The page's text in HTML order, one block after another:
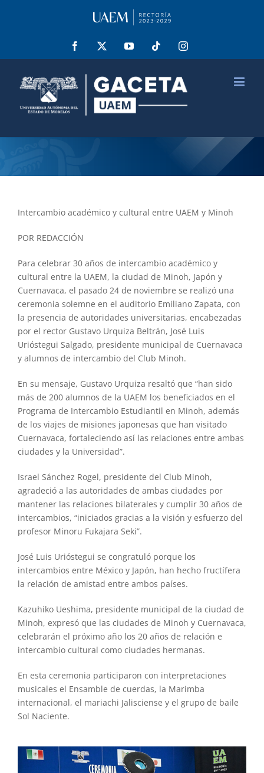
Facebook YouTube Tiktok Instagram
Intercambio académico y cultural entre UAEM y Minoh
POR REDACCIÓN
Para celebrar 30 años de intercambio académico y
cultural entre la UAEM, la ciudad de Minoh, Japón y
Cuernavaca, el pasado 24 de noviembre se realizó una
ceremonia solemne en el auditorio Emiliano Zapata, con
la presencia de autoridades universitarias, encabezadas
por el rector Gustavo Urquiza Beltrán, José Luis
Urióstegui Salgado, presidente municipal de Cuernavaca
y alumnos de intercambio del Club Minoh.
En su mensaje, Gustavo Urquiza resaltó que “han sido
más de 200 alumnos de la UAEM los beneficiados en el
Programa de Intercambio Estudiantil en Minoh, además
de los viajes de misiones japonesas que han visitado
Cuernavaca, fortaleciendo así las relaciones entre ambas
ciudades y la Universidad”.
Israel Sánchez Rogel, presidente del Club Minoh,
agradeció a las autoridades de ambas ciudades por
mantener las relaciones bilaterales y cumplir 30 años de
intercambios, “iniciados gracias a la visión y esfuerzo del
profesor Minoru Fukajara Seki”.
José Luis Urióstegui se congratuló porque los
intercambios entre México y Japón, han hecho fructífera
la relación de amistad entre ambos países.
Kazuhiko Ueshima, presidente municipal de la ciudad de
Minoh, expresó que las ciudades de Minoh y Cuernavaca,
celebrarán el próximo año los 20 años de relación e
intercambio cultural como ciudades hermanas.
En esta ceremonia participaron con interpretaciones
musicales el Ensamble de cuerdas, la Marimba
internacional, el mariachi Jalisciense y el grupo de baile
Sol Naciente.